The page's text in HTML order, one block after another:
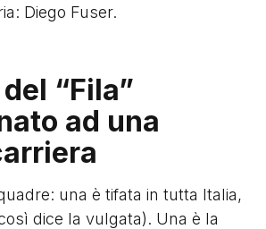
Diego Fuser.
“Fila”
ad una
una è tifata in tutta Italia,
dice la vulgata). Una è la